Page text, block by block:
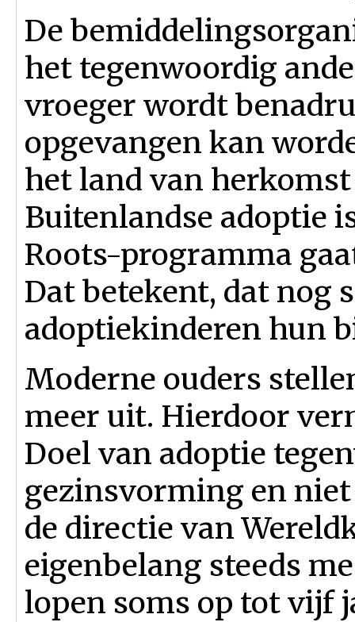
De
het tegenwoordig
vroeger wordt
opgevangen kan
het land van
Buitenlandse adoptie
Roots-programma
Dat betekent, dat nog
adoptiekinderen hun
Moderne ouders
meer uit. Hierdoor
Doel van adoptie
gezinsvorming en
de directie van
eigenbelang steeds
lopen soms op tot vijf